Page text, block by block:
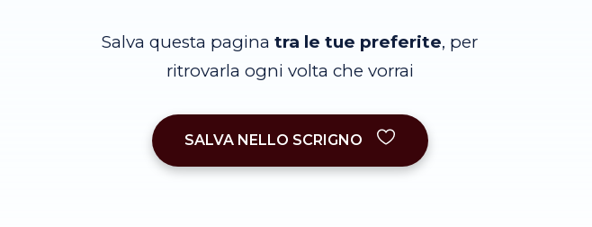
Salva questa pagina tra le tue preferite, per
ritrovarla ogni volta che vorrai
SALVA NELLO SCRIGNO